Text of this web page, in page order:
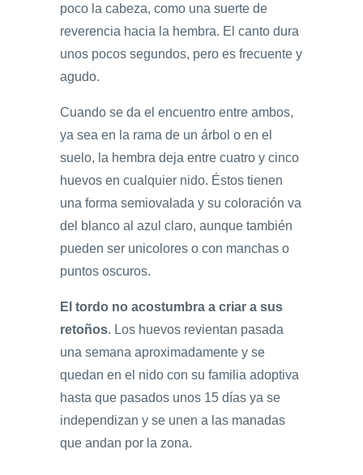
poco la cabeza, como una suerte de
reverencia hacia la hembra. El canto dura
unos pocos segundos, pero es frecuente y
agudo.
Cuando se da el encuentro entre ambos,
ya sea en la rama de un árbol o en el
suelo, la hembra deja entre cuatro y cinco
huevos en cualquier nido. Éstos tienen
una forma semiovalada y su coloración va
del blanco al azul claro, aunque también
pueden ser unicolores o con manchas o
puntos oscuros.
El tordo no acostumbra a criar a sus
retoños. Los huevos revientan pasada
una semana aproximadamente y se
quedan en el nido con su familia adoptiva
hasta que pasados unos 15 días ya se
independizan y se unen a las manadas
que andan por la zona.